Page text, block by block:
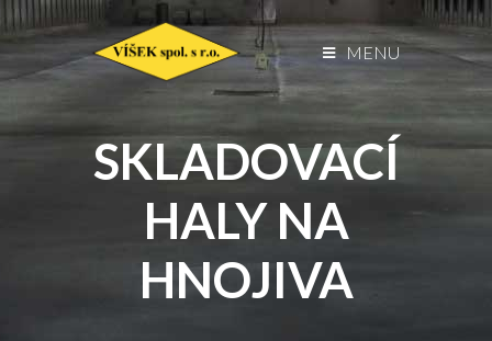
MENU
SKLADOVACÍ
HALY NA
HNOJIVA